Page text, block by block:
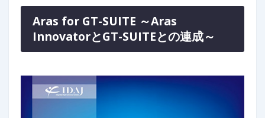
Aras for GT-SUITE ～Aras
InnovatorとGT-SUITEとの連成～